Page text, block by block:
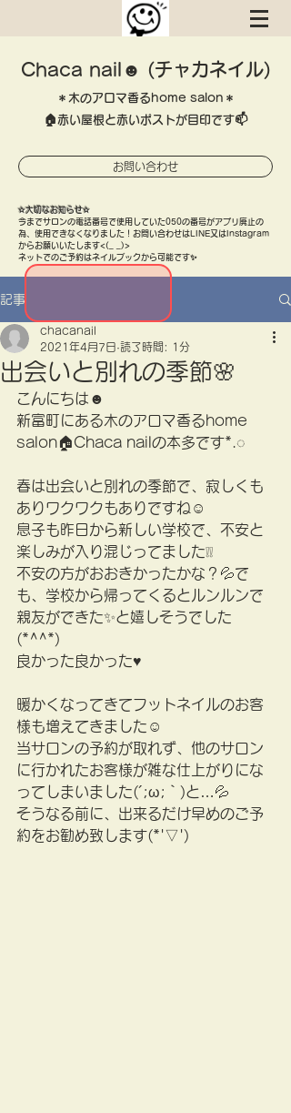
Chaca nail☻ (チャカネイル)
＊木のアロマ香るhome salon＊
​🏠赤い屋根と赤いポストが目印です📫
お問い合わせ
​✫大切なお知らせ✫
​今までサロンの電話番号で使用していた050の番号がアプリ廃止の
為、使用できなくなりました！お問い合わせはLINE又はInstagram
​からお願いいたします<(_ _)>
ネットでのご予約はネイルブックから可能です✨
記事
出会いと別れの季節🌸
chacanail
2021年4月7日 読了時間: 1分
こんにちは☻
新富町にある木のアロマ香るhome
salon🏠Chaca nailの本多です*.◌
春は出会いと別れの季節で、寂しくも
ありワクワクもありですね☺
息子も昨日から新しい学校で、不安と
楽しみが入り混じってました❕❕
不安の方がおおきかったかな？💦で
も、学校から帰ってくるとルンルンで
親友ができた✨と嬉しそうでした
(*^^*)
良かった良かった♥
暖かくなってきてフットネイルのお客
様も増えてきました☺
当サロンの予約が取れず、他のサロン
に行かれたお客様が雑な仕上がりにな
ってしまいました(´;ω;｀)と…💦
そうなる前に、出来るだけ早めのご予
約をお勧め致します(*'▽')